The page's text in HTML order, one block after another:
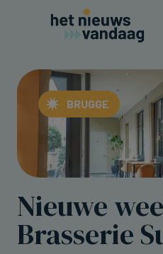
BRUGGE
Nieuwe
Brasserie